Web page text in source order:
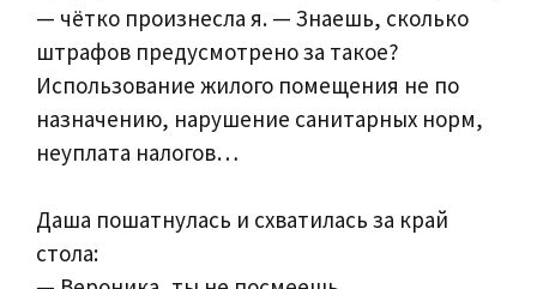
— чётко произнесла я. — Знаешь, сколько
штрафов предусмотрено за такое?
Использование жилого помещения не по
назначению, нарушение санитарных норм,
неуплата налогов…
Даша пошатнулась и схватилась за край
стола: